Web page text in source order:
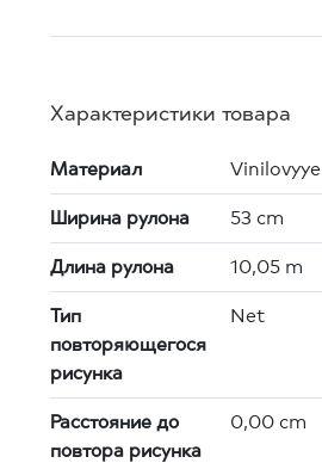
Характеристики товара
Материал Vinilovyye
Ширина рулона 53 cm
Длина рулона 10,05 m
Тип
повторяющегося
рисунка
Net
Расстояние до
повтора рисунка
0,00 cm